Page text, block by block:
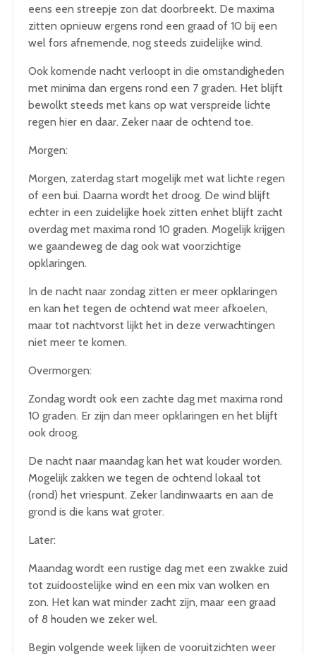
eens een streepje zon dat doorbreekt. De maxima
zitten opnieuw ergens rond een graad of 10 bij een
wel fors afnemende, nog steeds zuidelijke wind.
Ook komende nacht verloopt in die omstandigheden
met minima dan ergens rond een 7 graden. Het blijft
bewolkt steeds met kans op wat verspreide lichte
regen hier en daar. Zeker naar de ochtend toe.
Morgen:
Morgen, zaterdag start mogelijk met wat lichte regen
of een bui. Daarna wordt het droog. De wind blijft
echter in een zuidelijke hoek zitten enhet blijft zacht
overdag met maxima rond 10 graden. Mogelijk krijgen
we gaandeweg de dag ook wat voorzichtige
opklaringen.
In de nacht naar zondag zitten er meer opklaringen
en kan het tegen de ochtend wat meer afkoelen,
maar tot nachtvorst lijkt het in deze verwachtingen
niet meer te komen.
Overmorgen:
Zondag wordt ook een zachte dag met maxima rond
10 graden. Er zijn dan meer opklaringen en het blijft
ook droog.
De nacht naar maandag kan het wat kouder worden.
Mogelijk zakken we tegen de ochtend lokaal tot
(rond) het vriespunt. Zeker landinwaarts en aan de
grond is die kans wat groter.
Later:
Maandag wordt een rustige dag met een zwakke zuid
tot zuidoostelijke wind en een mix van wolken en
zon. Het kan wat minder zacht zijn, maar een graad
of 8 houden we zeker wel.
Begin volgende week lijken de vooruitzichten weer